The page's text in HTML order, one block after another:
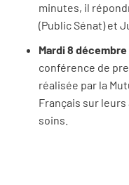
minutes, il
(Public Sénat) et
Mardi 8 décembre
conférence de
réalisée par la
Français sur
soins.